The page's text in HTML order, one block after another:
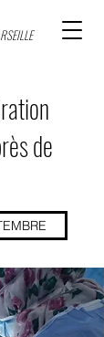
de